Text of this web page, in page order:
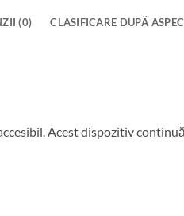
(0) CLASIFICARE DUPĂ
Acest dispozitiv